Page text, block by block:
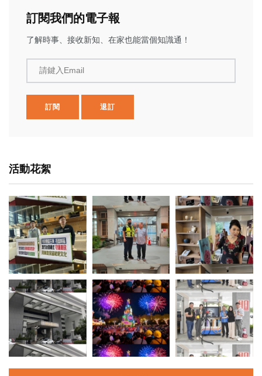
訂閱我們的電子報
了解時事、接收新知、在家也能當個知識通！
請鍵入Email
訂閱 退訂
活動花絮